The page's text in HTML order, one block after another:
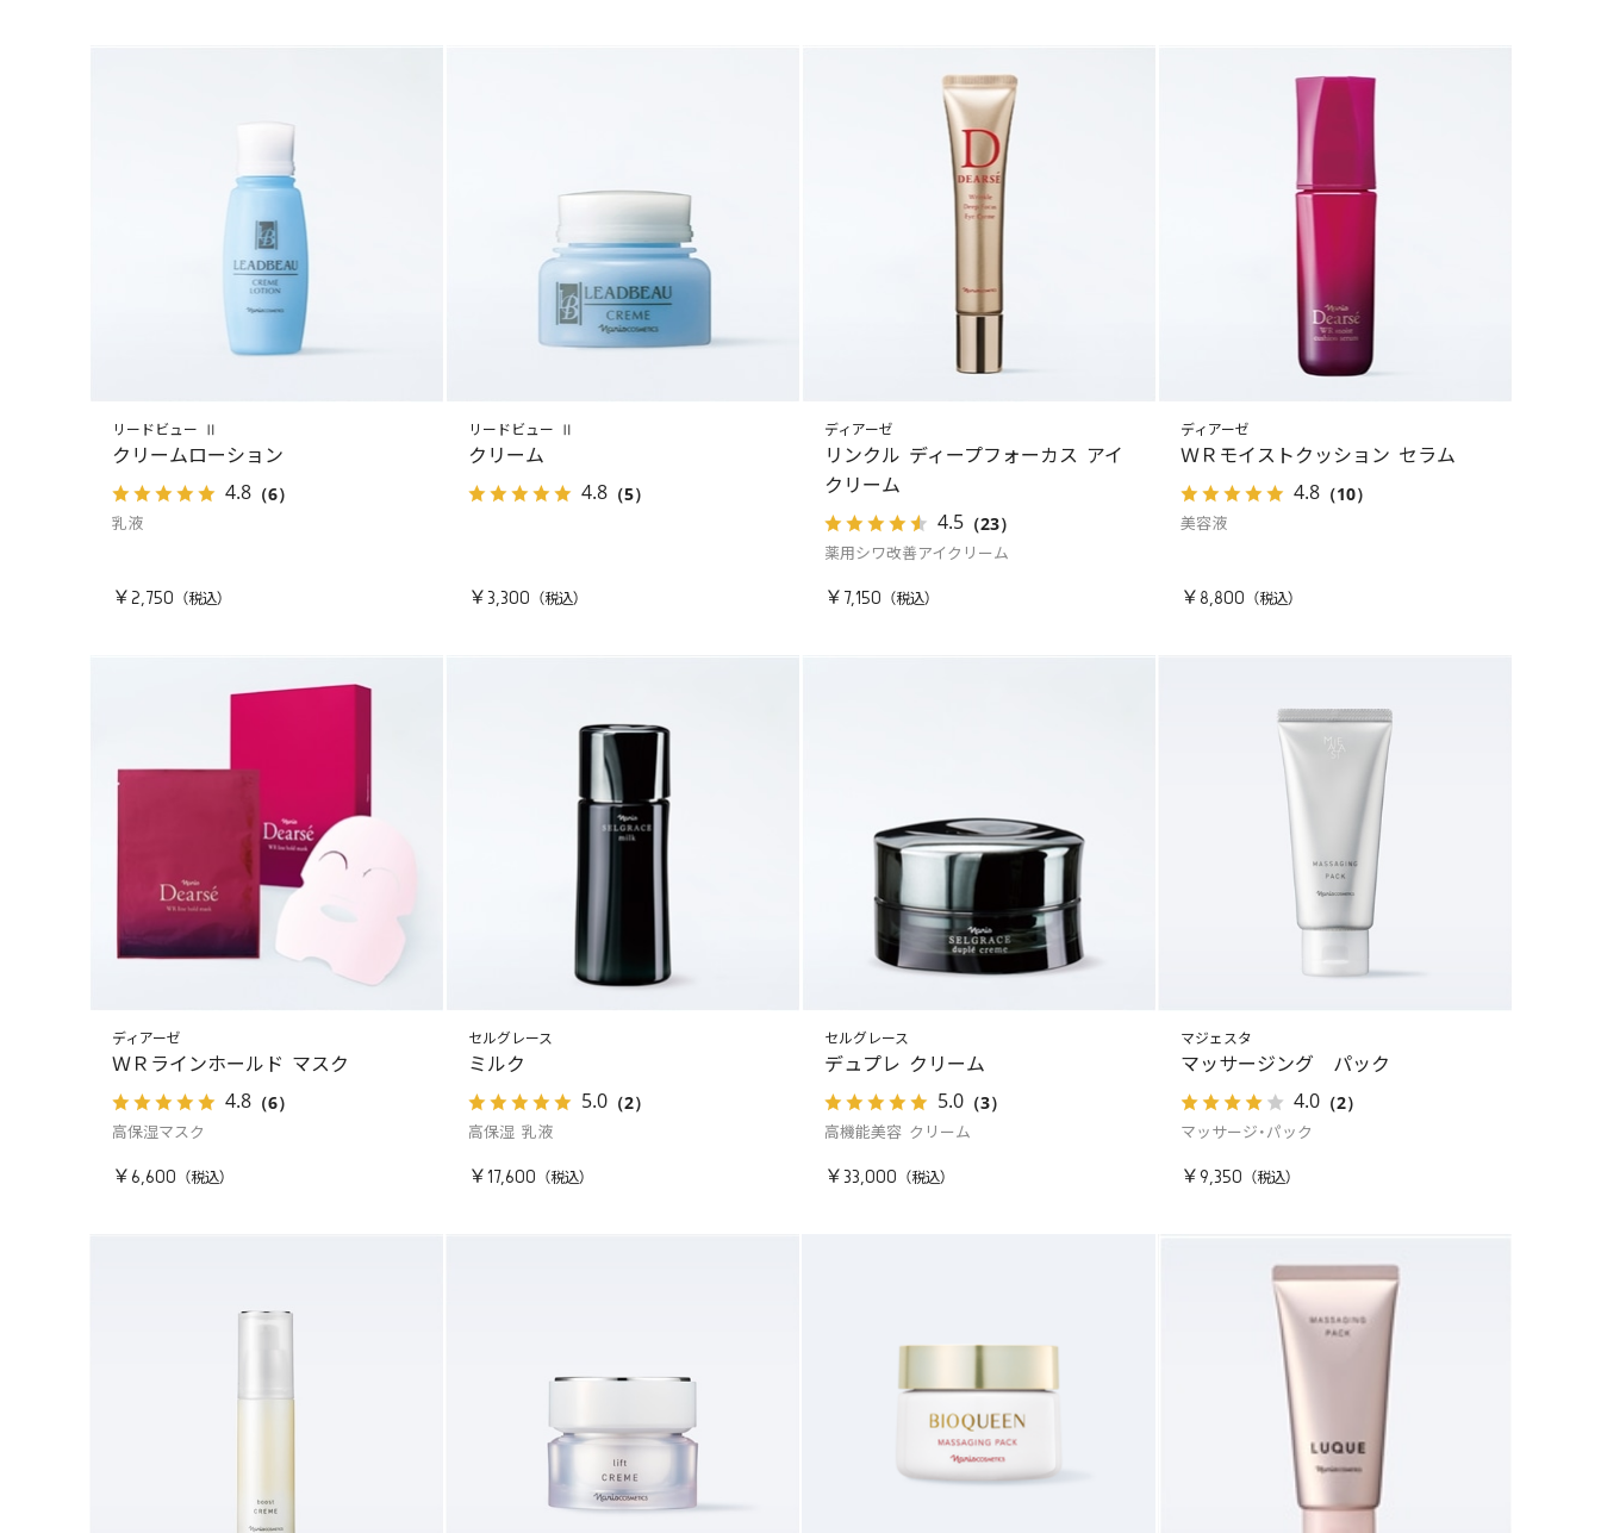
リードビュー Ⅱ
クリームローション
4.8（6）
乳液
￥2,750
リードビュー Ⅱ
クリーム
4.8（5）
￥3,300
ディアーゼ
リンクル ディープフォーカス アイ
クリーム
4.5（23）
薬用シワ改善アイクリーム
￥7,150
ディアーゼ
ＷＲモイストクッション セラム
4.8（10）
美容液
￥8,800
ディアーゼ
ＷＲラインホールド マスク
4.8（6）
高保湿マスク
￥6,600
セルグレース
ミルク
5.0（2）
高保湿 乳液
￥17,600
セルグレース
デュプレ クリーム
5.0（3）
高機能美容 クリーム
￥33,000
マジェスタ
マッサージング パック
4.0（2）
マッサージ・パック
￥9,350